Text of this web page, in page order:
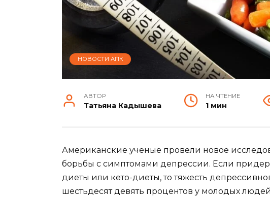
НОВОСТИ АПК
АВТОР
Татьяна Кадышева
НА ЧТЕНИЕ
1 мин
Американские ученые провели новое
борьбы с симптомами депрессии. Если
диеты или кето-диеты, то тяжесть
шестьдесят девять процентов у молодых